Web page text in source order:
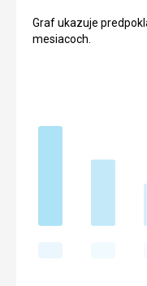
Graf ukazuje
mesiacoch.